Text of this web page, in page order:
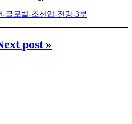
-글로벌-조선업-전망-3부
post »